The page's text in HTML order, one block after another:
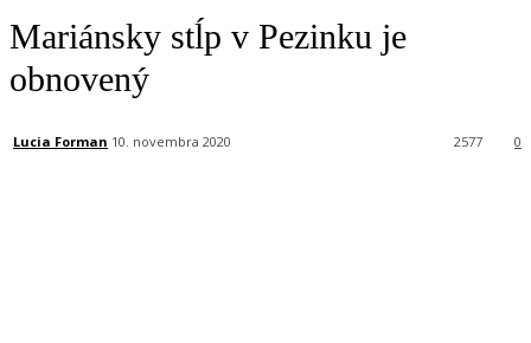
Mariánsky stĺp v Pezinku je
obnovený
Lucia Forman 10. novembra 2020 0
2577